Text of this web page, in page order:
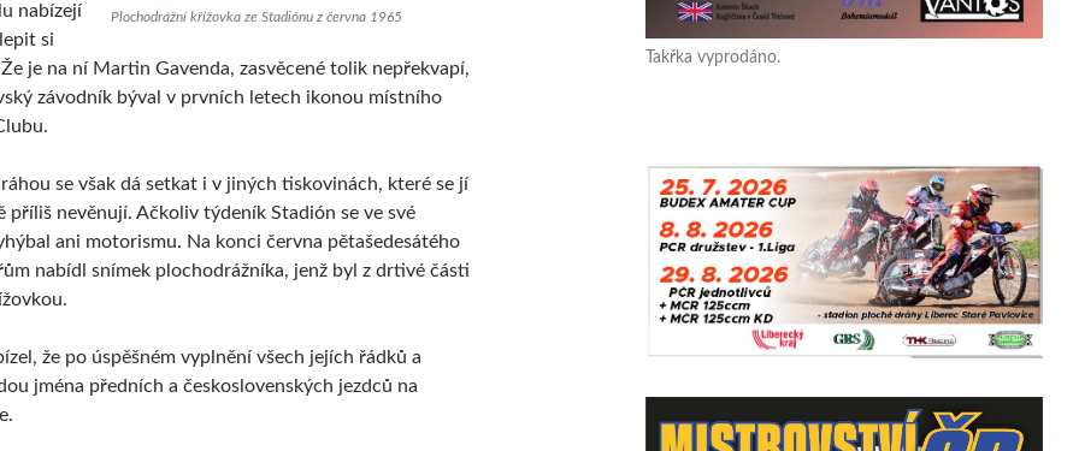
Plochodrážní křížovka ze Stadiónu z června 1965
nabízejí
si
je na ní Martin Gavenda, zasvěcené tolik nepřekvapí,
závodník býval v prvních letech ikonou místního
se však dá setkat i v jiných tiskovinách, které se jí
příliš nevěnují. Ačkoliv týdeník Stadión se ve své
ani motorismu. Na konci června pětašedesátého
nabídl snímek plochodrážníka, jenž byl z drtivé části
že po úspěšném vyplnění všech jejích řádků a
jména předních a československých jezdců na
Takřka vyprodáno.